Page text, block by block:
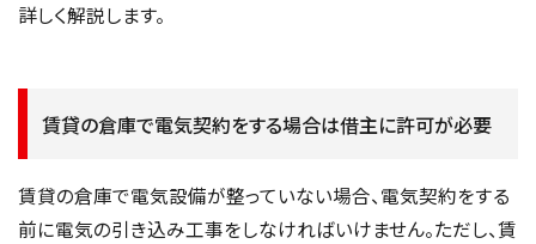
詳しく解説します。
賃貸の倉庫で電気契約をする場合は借主に許可が必要
賃貸の倉庫で電気設備が整っていない場合、電気契約をする
前に電気の引き込み工事をしなければいけません。ただし、賃